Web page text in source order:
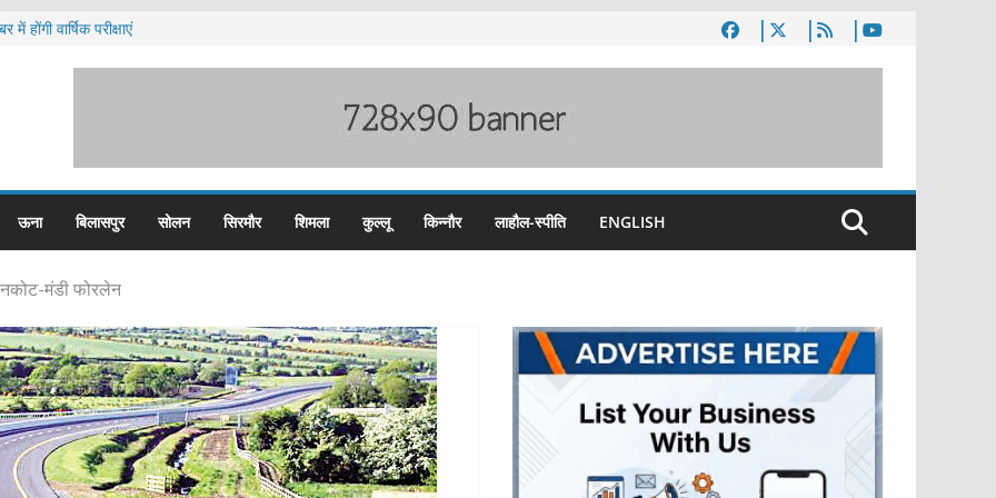
होंगी वार्षिक परीक्षाएं
विरोध प्रदर्शन
ऊना बिलासपुर सोलन सिरमौर शिमला कुल्लू किन्नौर लाहौल-स्पीति ENGLISH
मंडी फोरलेन